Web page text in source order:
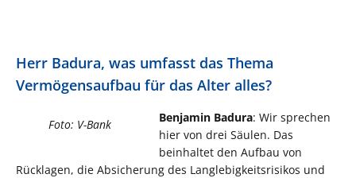
Herr Badura, was umfasst das Thema
Vermögensaufbau für das Alter alles?
Foto: V-Bank Benjamin Badura: Wir sprechen
hier von drei Säulen. Das
beinhaltet den Aufbau von
Rücklagen, die Absicherung des Langlebigkeitsrisikos und